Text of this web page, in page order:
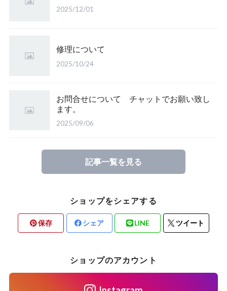
2025/12/01
修理について
2025/10/24
お問合せについて チャットでお願い致し
ます。
2025/09/06
記事一覧を見る
ショップをシェアする
保存 シェア LINE ツイート
ショップのアカウント